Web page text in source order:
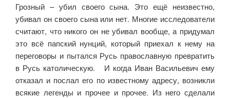
Грозный – убил своего сына. Это ещё неизвестно,
убивал он своего сына или нет. Многие исследователи
считают, что никого он не убивал вообще, а придумал
это всё папский нунций, который приехал к нему на
переговоры и пытался Русь православную превратить
в Русь католическую. И когда Иван Васильевич ему
отказал и послал его по известному адресу, возникли
всякие легенды и прочее и прочее. Из него сделали